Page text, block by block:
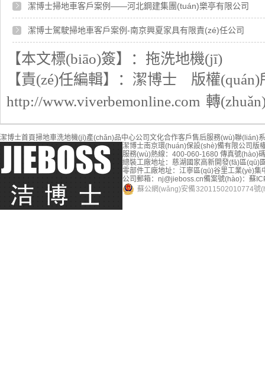
潔博士掃地車客戶案例——河北鋼建集團(tuán)樂亭有限公司
潔博士駕駛掃地車客戶案例-南京興夏家具有限責(zé)任公司
【本文標(biāo)簽】： 拖洗地機(jī)
【責(zé)任編輯】： 潔博士
版權(quán)
http://www.viverbemonline.com 轉
潔博士首頁掃地車洗地機(jī)產(chǎn)品中心公司文化合作客戶售后服務(wù)聯(lián)
潔博士南京環(huán)保設(shè)備有限公司 版
服務(wù)熱線：400-060-1680 傳真號(hào)
總裝工廠地址：慈湖國家高新開發(fā)區(qū)
零部件工廠地址：江寧區(qū)谷里工業(yè)
公司郵箱：nj@jieboss.cn備案號(hào)： 蘇
蘇公網(wǎng)安備 32011502010774號